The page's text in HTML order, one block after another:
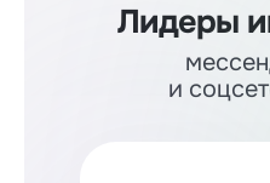
Лидеры
и